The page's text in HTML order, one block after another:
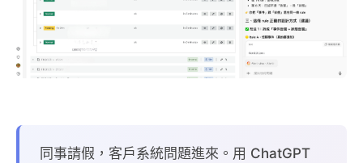
同事請假，客戶系統問題進來。用 ChatGPT